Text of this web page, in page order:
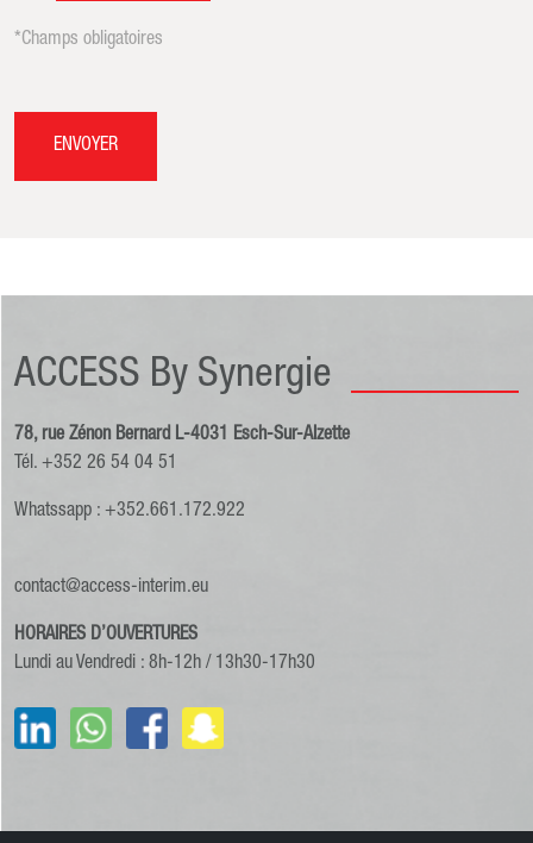
*Champs obligatoires
ENVOYER
ACCESS By Synergie
78, rue Zénon Bernard L-4031 Esch-Sur-Alzette
Tél. +352 26 54 04 51
Whatssapp : +352.661.172.922
contact@access-interim.eu
HORAIRES D’OUVERTURES
Lundi au Vendredi : 8h-12h / 13h30-17h30